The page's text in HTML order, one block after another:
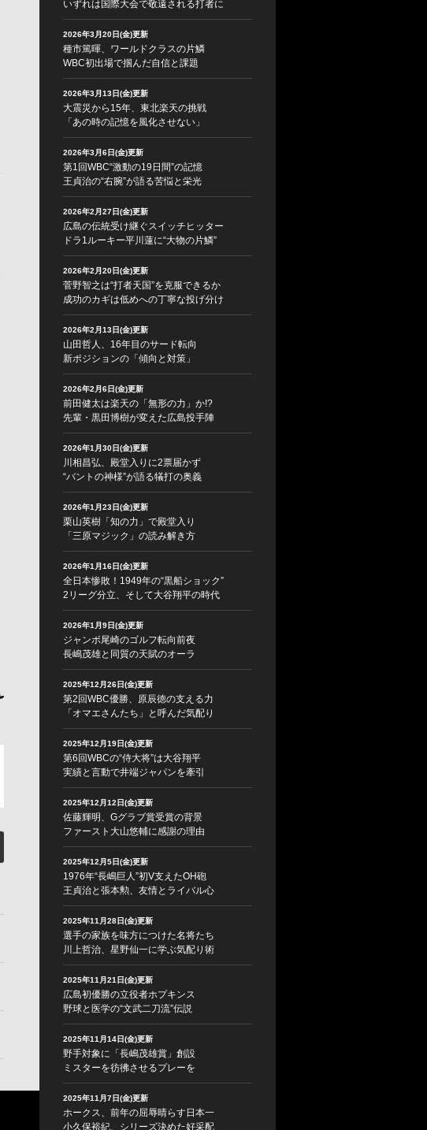
いずれは国際大会で敬遠される打者に
2026年3月20日(金)更新
種市篤暉、ワールドクラスの片鱗
WBC初出場で掴んだ自信と課題
2026年3月13日(金)更新
大震災から15年、東北楽天の挑戦
「あの時の記憶を風化させない」
2026年3月6日(金)更新
第1回WBC“激動の19日間”の記憶
王貞治の“右腕”が語る苦悩と栄光
2026年2月27日(金)更新
広島の伝統受け継ぐスイッチヒッター
ドラ1ルーキー平川蓮に“大物の片鱗”
2026年2月20日(金)更新
菅野智之は“打者天国”を克服できるか
成功のカギは低めへの丁寧な投げ分け
2026年2月13日(金)更新
山田哲人、16年目のサード転向
新ポジションの「傾向と対策」
2026年2月6日(金)更新
前田健太は楽天の「無形の力」か!?
先輩・黒田博樹が変えた広島投手陣
2026年1月30日(金)更新
川相昌弘、殿堂入りに2票届かず
“バントの神様”が語る犠打の奥義
2026年1月23日(金)更新
栗山英樹「知の力」で殿堂入り
「三原マジック」の読み解き方
2026年1月16日(金)更新
全日本惨敗！1949年の“黒船ショック”
2リーグ分立、そして大谷翔平の時代
2026年1月9日(金)更新
ジャンボ尾崎のゴルフ転向前夜
長嶋茂雄と同質の天賦のオーラ
2025年12月26日(金)更新
第2回WBC優勝、原辰徳の支える力
「オマエさんたち」と呼んだ気配り
2025年12月19日(金)更新
第6回WBCの“侍大将”は大谷翔平
実績と言動で井端ジャパンを牽引
2025年12月12日(金)更新
佐藤輝明、Gグラブ賞受賞の背景
ファースト大山悠輔に感謝の理由
2025年12月5日(金)更新
1976年“長嶋巨人”初V支えたOH砲
王貞治と張本勲、友情とライバル心
2025年11月28日(金)更新
選手の家族を味方につけた名将たち
川上哲治、星野仙一に学ぶ気配り術
2025年11月21日(金)更新
広島初優勝の立役者ホプキンス
野球と医学の“文武二刀流”伝説
2025年11月14日(金)更新
野手対象に「長嶋茂雄賞」創設
ミスターを彷彿させるプレーを
2025年11月7日(金)更新
ホークス、前年の屈辱晴らす日本一
小久保裕紀、シリーズ決めた好采配